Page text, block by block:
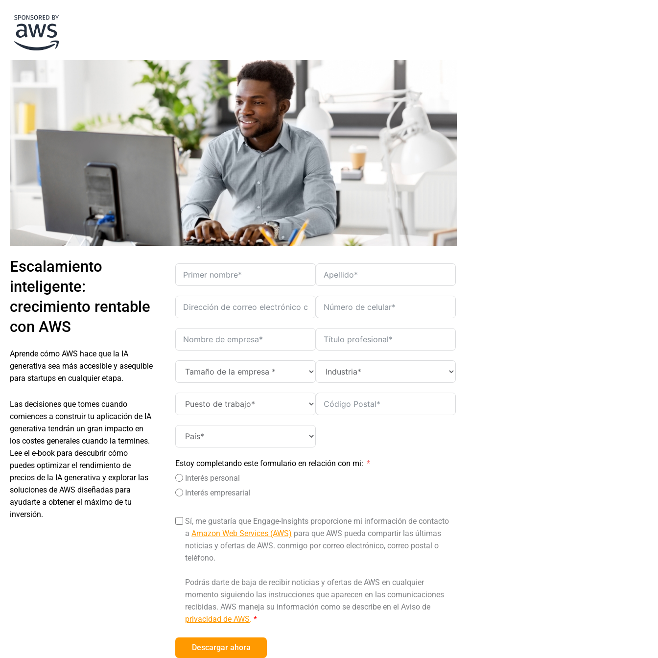
Escalamiento
inteligente:
crecimiento rentable
con AWS
Aprende cómo AWS hace que la IA
generativa sea más accesible y asequible
para startups en cualquier etapa.
Las decisiones que tomes cuando
comiences a construir tu aplicación de IA
generativa tendrán un gran impacto en
los costes generales cuando la termines.
Lee el e-book para descubrir cómo
puedes optimizar el rendimiento de
precios de la IA generativa y explorar las
soluciones de AWS diseñadas para
ayudarte a obtener el máximo de tu
inversión.
Estoy completando este formulario en relación con mi:
Interés personal
Interés empresarial
Sí, me gustaría que Engage-Insights proporcione mi información de contacto
aAmazon Web Services (AWS) para que AWS pueda compartir las últimas
noticias y ofertas de AWS. conmigo por correo electrónico, correo postal o
teléfono.
Podrás darte de baja de recibir noticias y ofertas de AWS en cualquier
momento siguiendo las instrucciones que aparecen en las comunicaciones
recibidas. AWS maneja su información como se describe en el Aviso de
privacidad de AWS.*
Descargar ahora